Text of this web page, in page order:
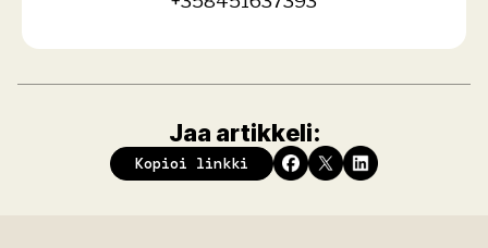
Jaa artikkeli:
Kopioi linkki